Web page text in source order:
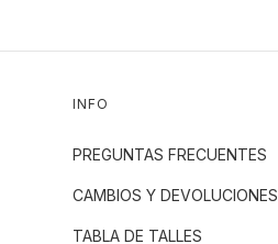
INFO
PREGUNTAS FRECUENTES
CAMBIOS Y DEVOLUCIONES
TABLA DE TALLES